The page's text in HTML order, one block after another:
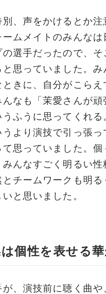
別、声をかけるとか注
ームメイトのみんな
の選手だったので、そ
と思っていました。
ときに、自分がこら
んなも「茉愛さんが頑
うふうに思ってくれ
より演技で引っ張っ
思っていました。個
みんなすごく明るい
とチームワークも明る
と思いました。
個性を表せる
、演技前に聴く曲や